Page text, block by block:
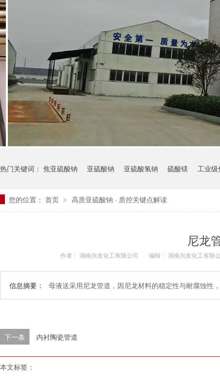
热门关键词： 焦亚硫酸钠 亚硫酸钠 亚硫酸氢钠 硫酸镁 工业
您的位置： 首页 > 高质亚硫酸钠 · 质控关键点解读
尼龙
作者： 湖南兴发化工有限公司 编辑： 湖南兴发化工有限
信息摘要： 母液送采用尼龙管道，因尼龙材料的稳定性与耐腐蚀性
下一条 内衬陶瓷管道
本文标签：